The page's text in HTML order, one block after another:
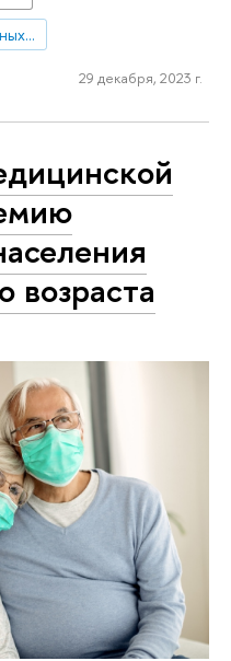
НЦМУ "Центр междисциплинарных исследований человеческого потенциала"
29 декабря, 2023 г.
возраста